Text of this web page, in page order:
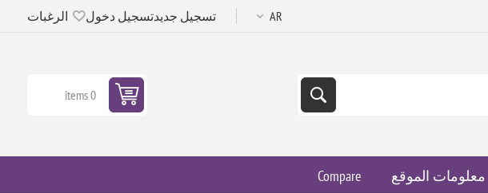
تسجيل جديدتسجيل دخول الرغبات
0 items
معلومات الموقع Compare